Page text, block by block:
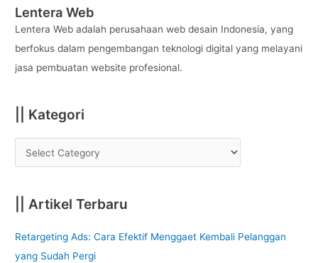
c
h
f
o
Lentera Web
Lentera Web adalah perusahaan web desain Indonesia, yang
berfokus dalam pengembangan teknologi digital yang melayani
jasa pembuatan website profesional.
|| Kategori
|| Artikel Terbaru
Retargeting Ads: Cara Efektif Menggaet Kembali Pelanggan
yang Sudah Pergi